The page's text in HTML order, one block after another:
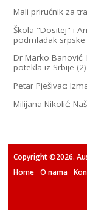
Mali prirućnik za
Škola "Dositej" i
podmladak
Dr Marko
potekla iz Srbije (2)
Petar Pješivac:
Milijana Nikolić:
Copyright ©2026.
Home O nama